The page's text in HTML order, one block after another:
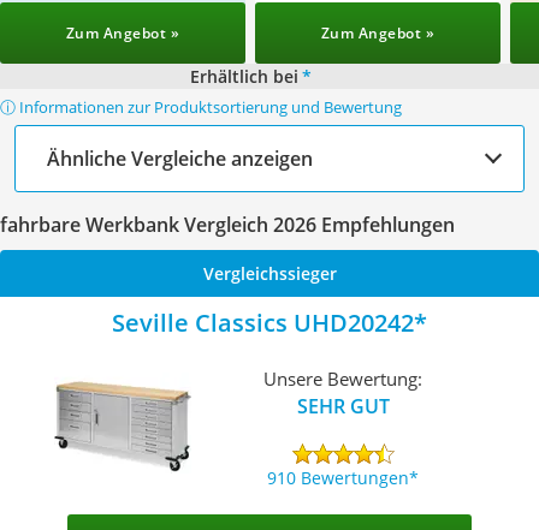
Zum Angebot » Zum Angebot »
Erhältlich bei *
ⓘ Informationen zur Produktsortierung und Bewertung
Ähnliche Vergleiche anzeigen
fahrbare Werkbank Vergleich 2026 Empfehlungen
Vergleichssieger
Seville Classics UHD20242
Unsere Bewertung:
SEHR GUT
910 Bewertungen